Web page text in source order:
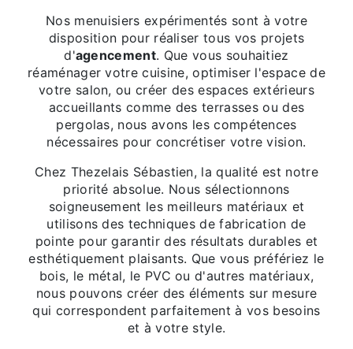
Nos menuisiers expérimentés sont à votre
disposition pour réaliser tous vos projets
d'agencement. Que vous souhaitiez
réaménager votre cuisine, optimiser l'espace de
votre salon, ou créer des espaces extérieurs
accueillants comme des terrasses ou des
pergolas, nous avons les compétences
nécessaires pour concrétiser votre vision.
Chez Thezelais Sébastien, la qualité est notre
priorité absolue. Nous sélectionnons
soigneusement les meilleurs matériaux et
utilisons des techniques de fabrication de
pointe pour garantir des résultats durables et
esthétiquement plaisants. Que vous préfériez le
bois, le métal, le PVC ou d'autres matériaux,
nous pouvons créer des éléments sur mesure
qui correspondent parfaitement à vos besoins
et à votre style.